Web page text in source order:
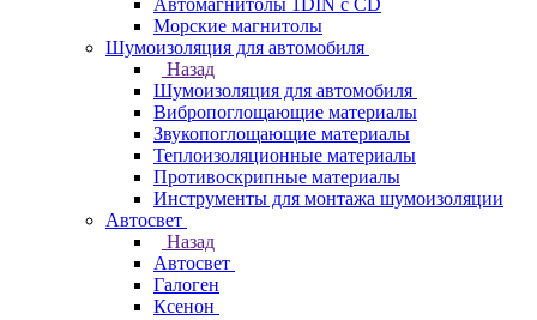
Автомагнитолы 1DIN с CD
Морские магнитолы
Шумоизоляция для автомобиля
Назад
Шумоизоляция для автомобиля
Вибропоглощающие материалы
Звукопоглощающие материалы
Теплоизоляционные материалы
Противоскрипные материалы
Инструменты для монтажа шумоизоляции
Автосвет
Назад
Автосвет
Галоген
Ксенон